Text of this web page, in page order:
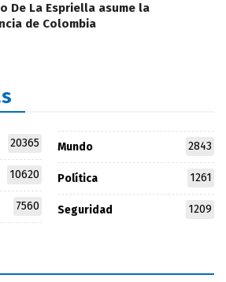
De La Espriella asume la
de Colombia
20365
10620
7560
Mundo 2843
Política 1261
Seguridad 1209